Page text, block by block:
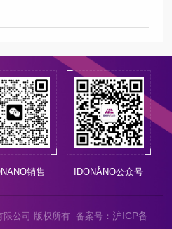
销售 IDONÅNO公众号
限公司 版权所有 备案号：沪ICP备